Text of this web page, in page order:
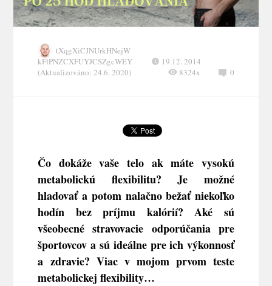
tXqgXiCJNUrkHNejW
kFlPNZCXFUYJCSZgcWEY
19.12. 2014
(Aktualizováno: 24.6. 2020)
0
8324x
Čo dokáže vaše telo ak máte vysokú
metabolickú flexibilitu? Je možné
hladovať a potom nalačno bežať niekoľko
hodín bez príjmu kalórií? Aké sú
všeobecné stravovacie odporúčania pre
športovcov a sú ideálne pre ich výkonnosť
a zdravie? Viac v mojom prvom teste
metabolickej flexibility…